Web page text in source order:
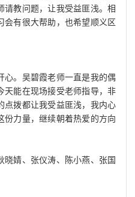
请教问题，让我受益匪浅。相
会有很大帮助，也希望顺义区
心。吴碧霞老师一直是我的偶
天能在现场接受老师指导，非
点拨都让我受益匪浅，我内心
份力量，继续朝着热爱的方向
晓婧、张仪涛、陈小燕、张国